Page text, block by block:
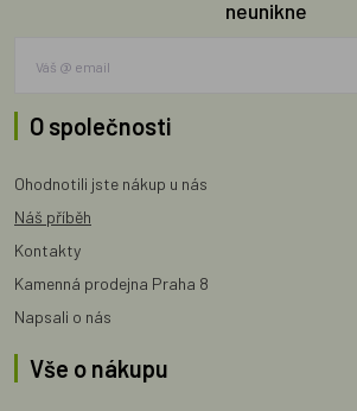
neunikne
O společnosti
Ohodnotili jste nákup u nás
Náš příběh
Kontakty
Kamenná prodejna Praha 8
Napsali o nás
Vše o nákupu